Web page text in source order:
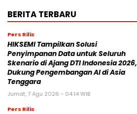
BERITA TERBARU
Pers Rilis
HIKSEMI Tampilkan Solusi
Penyimpanan Data untuk Seluruh
Skenario di Ajang DTI Indonesia 2026,
Dukung Pengembangan AI di Asia
Tenggara
Jumat, 7 Agu 2026 - 04:14 WIB
Pers Rilis